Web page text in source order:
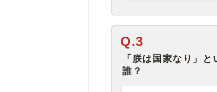
Q.3
「朕は国家なり」
誰？